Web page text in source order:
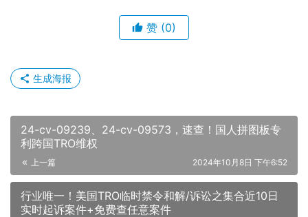
赞 (0)
生成海报
24-cv-09239、24-cv-09573，速查！国人拼图板专
利跨国TRO维权
上一篇 2024年10月8日 下午6:52
行业唯一！美国TRO临时禁令和解/诉讼之集合近10日
实时起诉案件+免费查任意案件